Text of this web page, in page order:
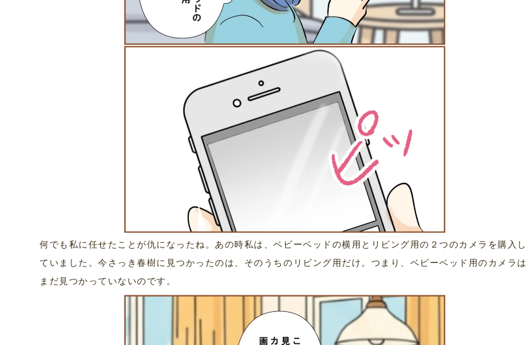
何でも私に任せたことが仇になったね。あの時私は、ベビーベッドの横用とリビング用の２つのカメラを購入し
ていました。今さっき春樹に見つかったのは、そのうちのリビング用だけ。つまり、ベビーベッド用のカメラは
まだ見つかっていないのです。